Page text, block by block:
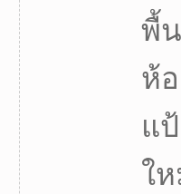
พื้
ห้
แ
ใ